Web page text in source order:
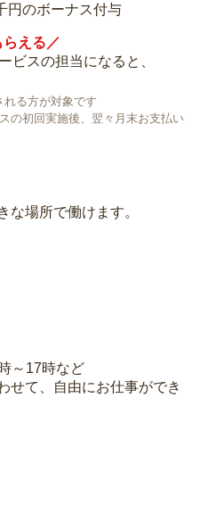
円のボーナス付与
える／
ビスの担当になると、
る方が対象です
の初回実施後、翌々月末お支払い
な場所で働けます。
～17時など
せて、自由にお仕事ができ